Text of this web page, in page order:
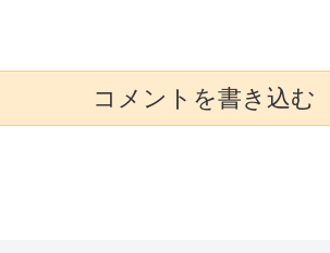
コメントを書き込む